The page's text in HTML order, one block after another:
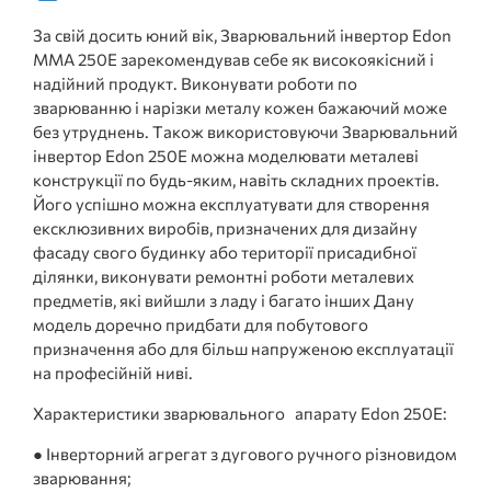
За свій досить юний вік, Зварювальний інвертор Edon
MMA 250E зарекомендував себе як високоякісний і
надійний продукт. Виконувати роботи по
зварюванню і нарізки металу кожен бажаючий може
без утруднень. Також використовуючи Зварювальний
інвертор Edon 250E можна моделювати металеві
конструкції по будь-яким, навіть складних проектів.
Його успішно можна експлуатувати для створення
ексклюзивних виробів, призначених для дизайну
фасаду свого будинку або території присадибної
ділянки, виконувати ремонтні роботи металевих
предметів, які вийшли з ладу і багато інших Дану
модель доречно придбати для побутового
призначення або для більш напруженою експлуатації
на професійній ниві.
Характеристики зварювального апарату Edon 250E:
● Інверторний агрегат з дугового ручного різновидом
зварювання;